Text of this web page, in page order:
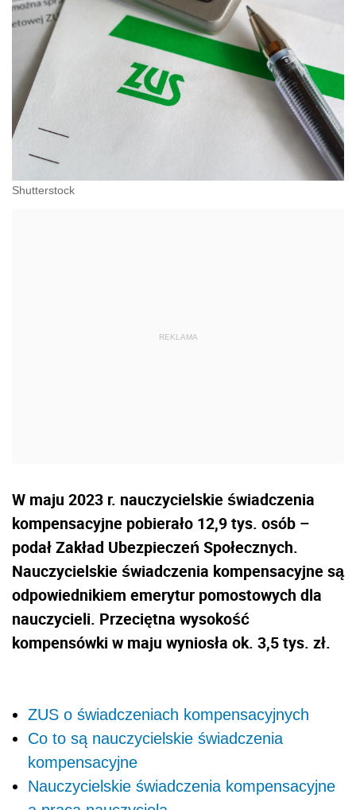
Shutterstock
W maju 2023 r. nauczycielskie świadczenia
kompensacyjne pobierało 12,9 tys. osób –
podał Zakład Ubezpieczeń Społecznych.
Nauczycielskie świadczenia kompensacyjne są
odpowiednikiem emerytur pomostowych dla
nauczycieli. Przeciętna wysokość
kompensówki w maju wyniosła ok. 3,5 tys. zł.
ZUS o świadczeniach kompensacyjnych
Co to są nauczycielskie świadczenia
kompensacyjne
Nauczycielskie świadczenia kompensacyjne